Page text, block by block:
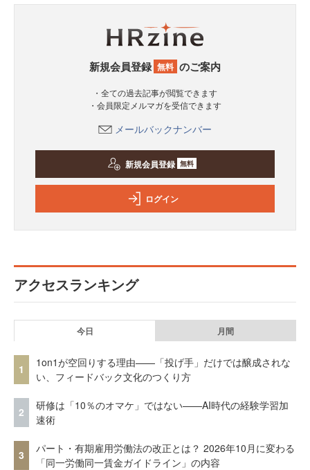
新規会員登録 無料 のご案内
・全ての過去記事が閲覧できます
・会員限定メルマガを受信できます
メールバックナンバー
新規会員登録 無料
ログイン
アクセスランキング
今日 月間
1
1on1が空回りする理由——「投げ手」だけでは醸成されな
い、フィードバック文化のつくり方
2
研修は「10％のオマケ」ではない——AI時代の経験学習加
速術
3
パート・有期雇用労働法の改正とは？ 2026年10月に変わる
「同一労働同一賃金ガイドライン」の内容